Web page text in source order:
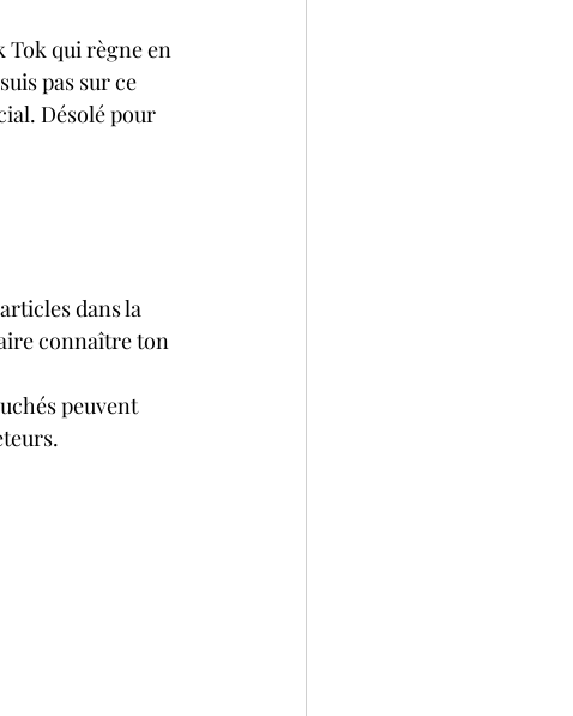
Tok qui règne en
pas sur ce
Désolé pour
dans la
connaître ton
peuvent